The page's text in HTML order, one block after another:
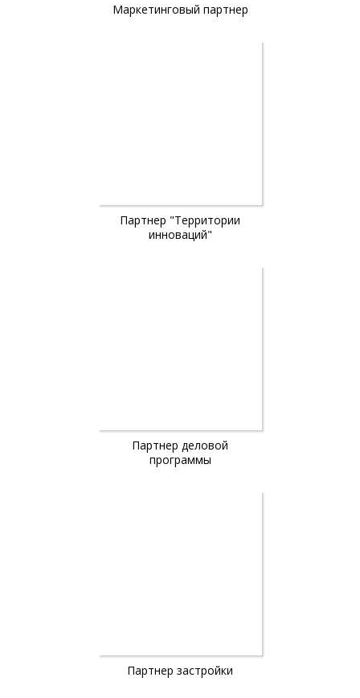
Маркетинговый партнер
Партнер "Территории
инноваций"
Партнер деловой
программы
Партнер застройки